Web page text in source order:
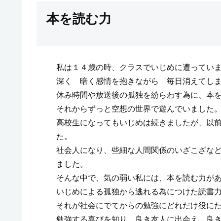
本を読む力
私は１４歳の時、クラスでいじめに遭ってい
深く 暗く感情を抱きながら 毎日消えてし
休み時間や放送後の孤独を紛らわす為に、本
それからずっと空想の世界で遊んでいました
高校生になってもいじめは続きましたが、以
た。
社会人になり、些細な人間関係のいざこざな
ました。
そんな中で、気の弱い私には、本を読む力が
いじめによる孤独から逃れる為につけた読書
それが社会にでてからの勉強にどれだけ役に
勉強する喜びを知り、良き友人に出会え、良